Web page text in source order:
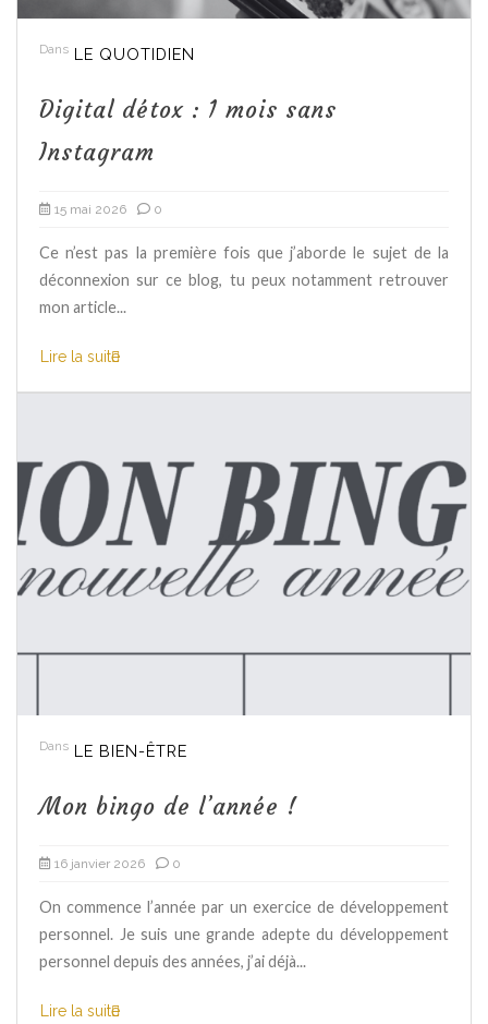
Dans LE QUOTIDIEN
Digital détox : 1 mois sans
Instagram
15 mai 2026 0
Ce n’est pas la première fois que j’aborde le sujet de la
déconnexion sur ce blog, tu peux notamment retrouver
mon article...
Lire la suite
Dans LE BIEN-ÊTRE
Mon bingo de l’année !
16 janvier 2026 0
On commence l’année par un exercice de développement
personnel. Je suis une grande adepte du développement
personnel depuis des années, j’ai déjà...
Lire la suite